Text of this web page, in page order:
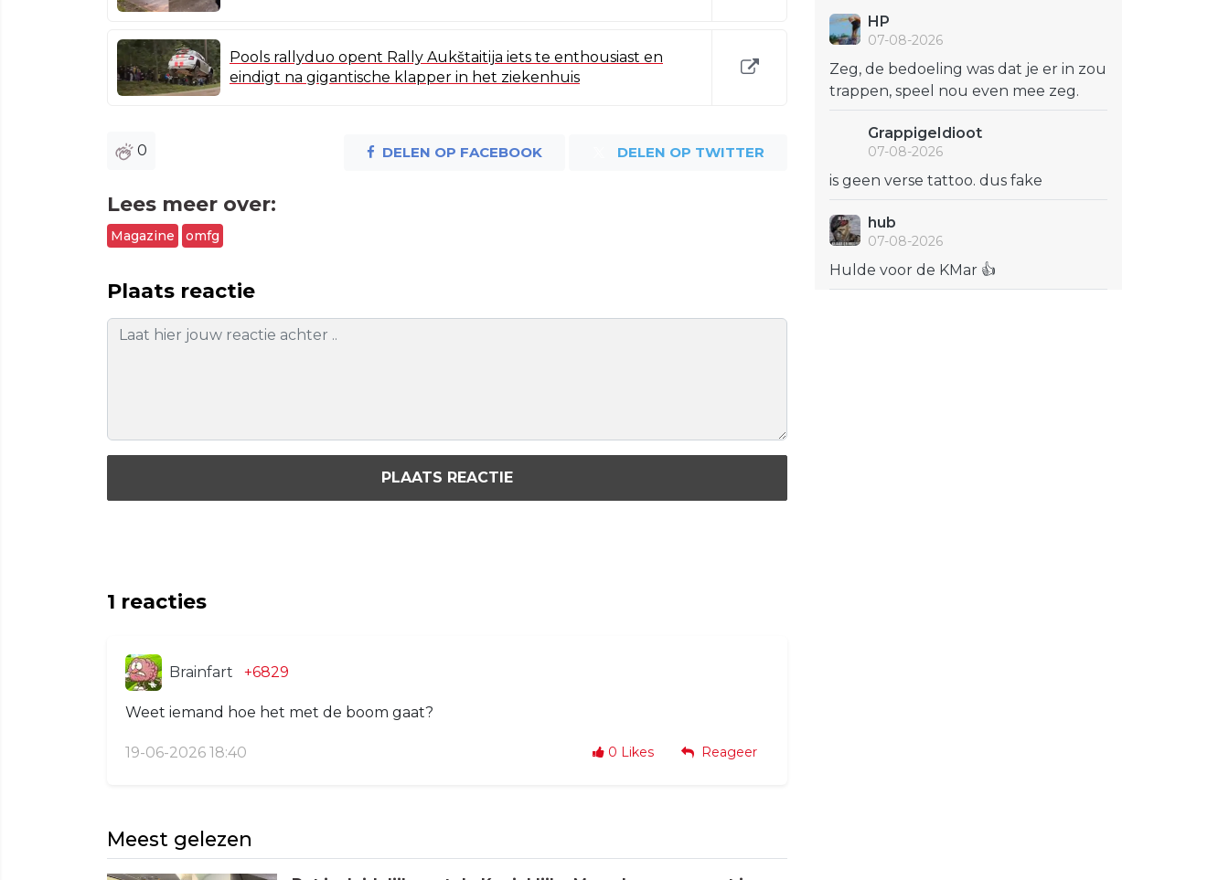
Pools rallyduo opent Rally Aukštaitija iets te enthousiast en
eindigt na gigantische klapper in het ziekenhuis
0 DELEN OP FACEBOOK DELEN OP TWITTER
Lees meer over:
Magazine omfg
Plaats reactie
PLAATS REACTIE
1 reacties
Brainfart +6829
Weet iemand hoe het met de boom gaat?
19-06-2026 18:40 0 Likes Reageer
Meest gelezen
HP
07-08-2026
Zeg, de bedoeling was dat je er in zou
trappen, speel nou even mee zeg.
GrappigeIdioot
07-08-2026
is geen verse tattoo. dus fake
hub
07-08-2026
Hulde voor de KMar 👍